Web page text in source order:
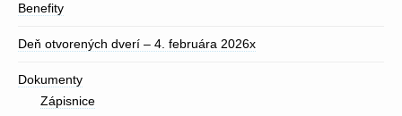
Benefity
Deň otvorených dverí – 4. februára 2026x
Dokumenty
Zápisnice